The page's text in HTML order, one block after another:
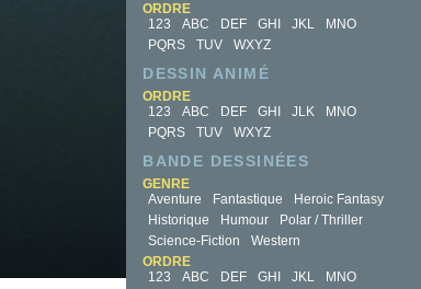
ORDRE
123
ABC DEF GHI JKL
MNO
PQRS
TUV WXYZ
DESSIN ANIMÉ
ORDRE
123
ABC DEF GHI JLK
MNO
PQRS
TUV WXYZ
BANDE DESSINÉES
GENRE
Aventure
Fantastique
Heroic Fantasy
Historique
Humour
Polar / Thriller
Science-Fiction
Western
ORDRE
123
ABC DEF GHI JKL
MNO